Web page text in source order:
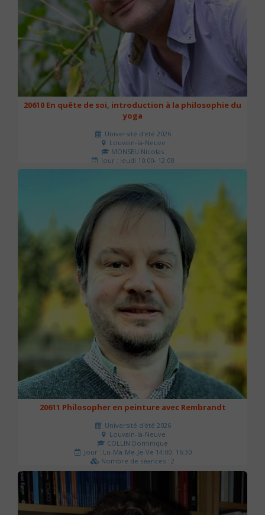
20610 En quête de soi, introduction à la philosophie du
yoga
Université d'été 2026
Louvain-la-Neuve
MONSEU Nicolas
Jour : jeudi 10:00- 12:00
Nombre de séances : 1
20611 Philosopher en peinture avec Rembrandt
Université d'été 2026
Louvain-la-Neuve
COLLIN Dominique
Jour : Lu-Ma-Me-Je-Ve 14:00- 16:30
Nombre de séances : 2
51 €